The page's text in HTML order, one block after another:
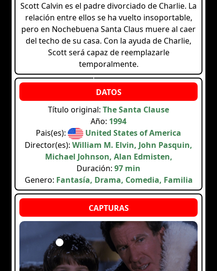
Scott Calvin es el padre divorciado de Charlie. La
relación entre ellos se ha vuelto insoportable,
pero en Nochebuena Santa Claus muere al caer
del techo de su casa. Con la ayuda de Charlie,
Scott será capaz de reemplazarle
temporalmente.
Título original: The Santa Clause
Año: 1994
Pais(es):
United States of America
Director(es): William M. Elvin, John Pasquin,
Michael Johnson, Alan Edmisten,
Duración: 97 min
Genero: Fantasía, Drama, Comedia, Familia